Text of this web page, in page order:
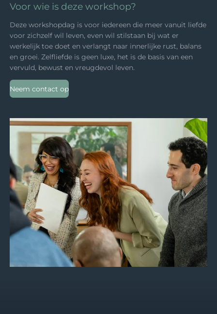
Voor wie is deze workshop?
Deze workshopdag is voor iedereen die meer vanuit liefde
voor zichzelf wil leven, even wil stilstaan bij wat er
werkelijk toe doet en verlangt naar innerlijke rust, balans
en groei. Zelfliefde is geen luxe, het is de basis van een
vervuld, bewust en vreugdevol leven.
Neem contact op